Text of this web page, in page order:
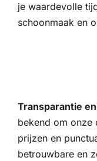
je waardevolle
schoonmaak en
Transparantie
bekend om onze
prijzen en
betrouwbare en